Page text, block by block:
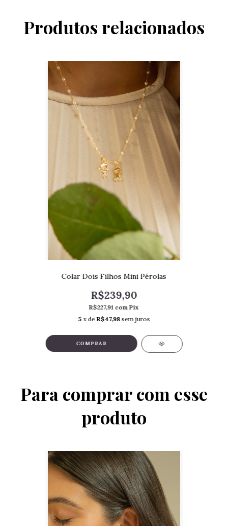
Produtos relacionados
Colar Dois Filhos Mini Pérolas
R$239,90
R$227,91 com Pix
5 x deR$47,98 sem juros
COMPRAR
Para comprar com esse
produto